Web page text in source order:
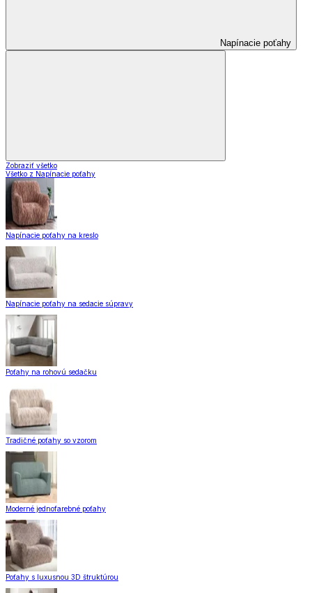
Napínacie poťahy
Zobraziť všetko
Všetko z Napínacie poťahy
Napínacie poťahy na kreslo
Napínacie poťahy na sedacie súpravy
Poťahy na rohovú sedačku
Tradičné poťahy so vzorom
Moderné jednofarebné poťahy
Poťahy s luxusnou 3D štruktúrou